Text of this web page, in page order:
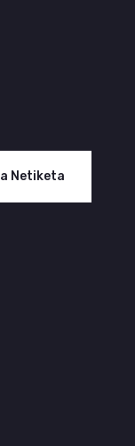
Netiketa